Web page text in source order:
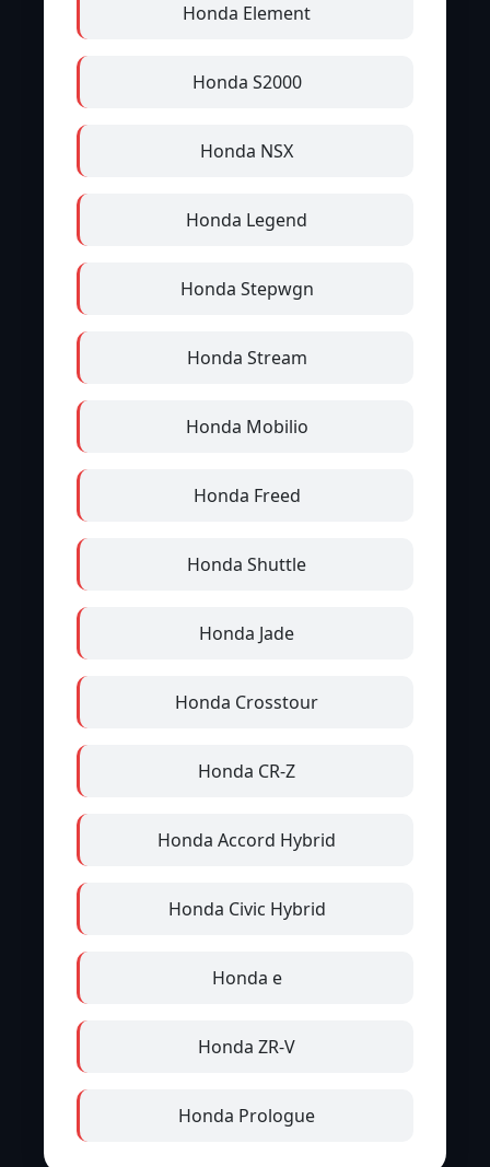
Honda Element
Honda S2000
Honda NSX
Honda Legend
Honda Stepwgn
Honda Stream
Honda Mobilio
Honda Freed
Honda Shuttle
Honda Jade
Honda Crosstour
Honda CR-Z
Honda Accord Hybrid
Honda Civic Hybrid
Honda e
Honda ZR-V
Honda Prologue